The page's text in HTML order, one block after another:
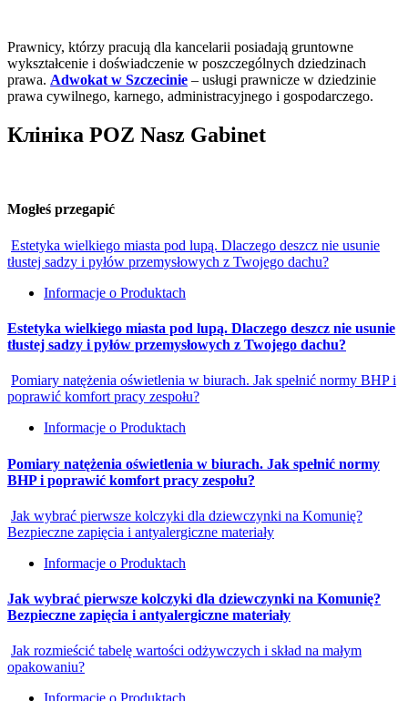
Prawnicy, którzy pracują dla kancelarii posiadają gruntowne
wykształcenie i doświadczenie w poszczególnych dziedzinach
prawa. Adwokat w Szczecinie – usługi prawnicze w dziedzinie
prawa cywilnego, karnego, administracyjnego i gospodarczego.
Клініка POZ Nasz Gabinet
Mogłeś przegapić
Estetyka wielkiego miasta pod lupą. Dlaczego deszcz nie usunie
tłustej sadzy i pyłów przemysłowych z Twojego dachu?
Informacje o Produktach
Estetyka wielkiego miasta pod lupą. Dlaczego deszcz nie usunie
tłustej sadzy i pyłów przemysłowych z Twojego dachu?
Pomiary natężenia oświetlenia w biurach. Jak spełnić normy BHP i
poprawić komfort pracy zespołu?
Informacje o Produktach
Pomiary natężenia oświetlenia w biurach. Jak spełnić normy
BHP i poprawić komfort pracy zespołu?
Jak wybrać pierwsze kolczyki dla dziewczynki na Komunię?
Bezpieczne zapięcia i antyalergiczne materiały
Informacje o Produktach
Jak wybrać pierwsze kolczyki dla dziewczynki na Komunię?
Bezpieczne zapięcia i antyalergiczne materiały
Jak rozmieścić tabelę wartości odżywczych i skład na małym
opakowaniu?